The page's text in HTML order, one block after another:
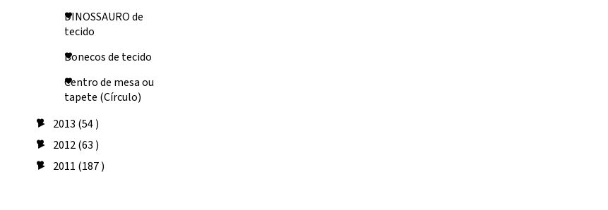
DINOSSAURO de
tecido
Bonecos de tecido
Centro de mesa ou
tapete (Círculo)
► 2013 (54 )
► 2012(63 )
► 2011 (187 )